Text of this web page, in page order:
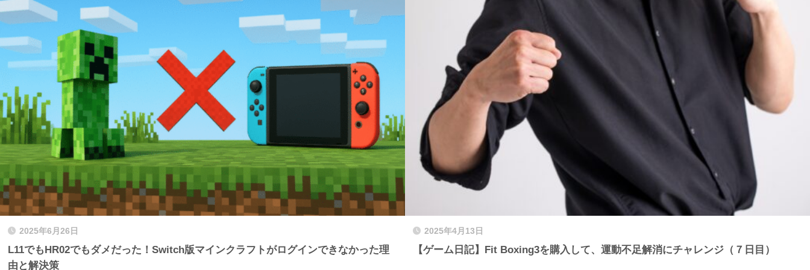
2025年6月26日
L11でもHR02でもダメだった！Switch版マインクラフトがログインできなかった理
由と解決策
2025年4月13日
【ゲーム日記】Fit Boxing3を購入して、運動不足解消にチャレンジ（７日目）